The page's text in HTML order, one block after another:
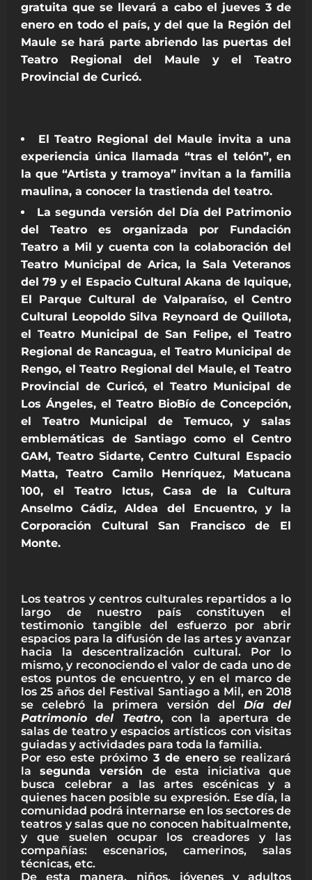
gratuita que se llevará a cabo el jueves 3 de
enero en todo el país, y del que la Región del
Maule se hará parte abriendo las puertas del
Teatro Regional del Maule y el Teatro
Provincial de Curicó.
El Teatro Regional del Maule invita a una
experiencia única llamada “tras el telón”, en
la que “Artista y tramoya” invitan a la familia
maulina, a conocer la trastienda del teatro.
La segunda versión del Día del Patrimonio
del Teatro es organizada por Fundación
Teatro a Mil y cuenta con la colaboración del
Teatro Municipal de Arica, la Sala Veteranos
del 79 y el Espacio Cultural Akana de Iquique,
El Parque Cultural de Valparaíso, el Centro
Cultural Leopoldo Silva Reynoard de Quillota,
el Teatro Municipal de San Felipe, el Teatro
Regional de Rancagua, el Teatro Municipal de
Rengo, el Teatro Regional del Maule, el Teatro
Provincial de Curicó, el Teatro Municipal de
Los Ángeles, el Teatro BioBío de Concepción,
el Teatro Municipal de Temuco, y salas
emblemáticas de Santiago como el Centro
GAM, Teatro Sidarte, Centro Cultural Espacio
Matta, Teatro Camilo Henríquez, Matucana
100, el Teatro Ictus, Casa de la Cultura
Anselmo Cádiz, Aldea del Encuentro, y la
Corporación Cultural San Francisco de El
Monte.
Los teatros y centros culturales repartidos a lo
largo de nuestro país constituyen el
testimonio tangible del esfuerzo por abrir
espacios para la difusión de las artes y avanzar
hacia la descentralización cultural. Por lo
mismo, y reconociendo el valor de cada uno de
estos puntos de encuentro, y en el marco de
los 25 años del Festival Santiago a Mil, en 2018
se celebró la primera versión del Día del
Patrimonio del Teatro,con la apertura de
salas de teatro y espacios artísticos con visitas
guiadas y actividades para toda la familia.
Por eso este próximo 3 de enerose realizará
lasegunda versión de esta iniciativa que
busca celebrar a las artes escénicas y a
quienes hacen posible su expresión. Ese día, la
comunidad podrá internarse en los sectores de
teatros y salas que no conocen habitualmente,
y que suelen ocupar los creadores y las
compañías: escenarios, camerinos, salas
técnicas, etc.
De esta manera, niños, jóvenes y adultos